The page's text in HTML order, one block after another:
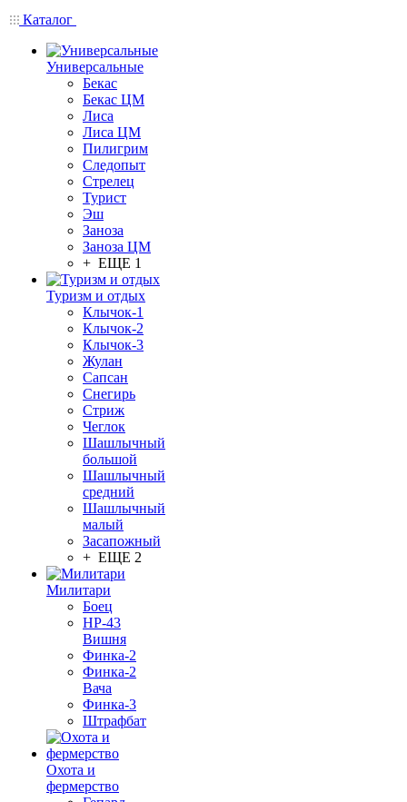
Каталог
Универсальные
Бекас
Бекас ЦМ
Лиса
Лиса ЦМ
Пилигрим
Следопыт
Стрелец
Турист
Эш
Заноза
Заноза ЦМ
+ ЕЩЕ 1
Туризм и отдых
Клычок-1
Клычок-2
Клычок-3
Жулан
Сапсан
Снегирь
Стриж
Чеглок
Шашлычный
большой
Шашлычный
средний
Шашлычный
малый
Засапожный
+ ЕЩЕ 2
Милитари
Боец
НР-43
Вишня
Финка-2
Финка-2
Вача
Финка-3
Штрафбат
Охота и
фермерство